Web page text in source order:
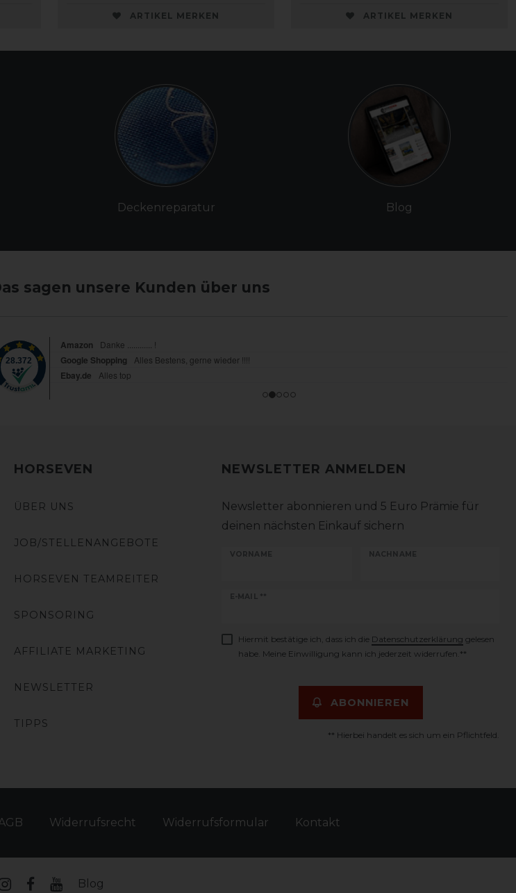
ARTIKEL MERKEN ARTIKEL MERKEN
Deckenreparatur Blog
sagen unsere Kunden über uns
HORSEVEN
ÜBER UNS
JOB/STELLENANGEBOTE
HORSEVEN TEAMREITER
SPONSORING
AFFILIATE MARKETING
NEWSLETTER
TIPPS
NEWSLETTER ANMELDEN
Newsletter abonnieren und 5 Euro Prämie für
deinen nächsten Einkauf sichern
VORNAME NACHNAME
E-MAIL **
Newsletter
Hiermit bestätige ich, dass ich die Daten­schutz­erklärung gelesen
habe. Meine Einwilligung kann ich jederzeit widerrufen.**
ABONNIEREN
** Hierbei handelt es sich um ein Pflichtfeld.
Widerrufs­recht Widerrufs­formular Kontakt
Blog